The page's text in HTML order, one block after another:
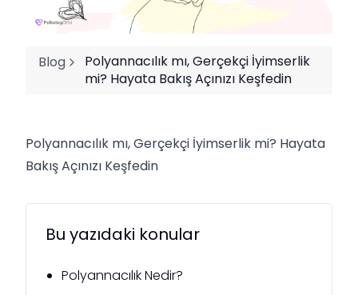
Blog
Polyannacılık mı, Gerçekçi İyimserlik
mi? Hayata Bakış Açınızı Keşfedin
Polyannacılık mı, Gerçekçi İyimserlik mi? Hayata
Bakış Açınızı Keşfedin
Bu yazıdaki konular
Polyannacılık Nedir?